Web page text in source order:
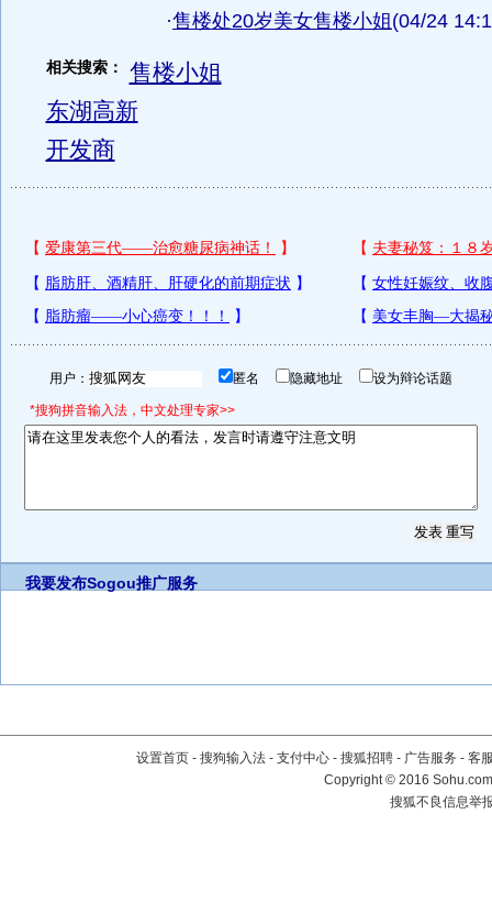
·售楼处20岁美女售楼小姐(04/24
相关搜索：
售楼小姐
东湖高新
开发商
用户： 匿名 隐藏地址 设为辩论话题
*搜狗拼音输入法，中文处理专家>>
我要发布Sogou推广服务
设置首页 - 搜狗输入法 - 支付中心 - 搜狐招聘 - 广告服务 - 客
Copyright©2016
搜狐不良信息举